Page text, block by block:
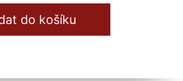
do košíku